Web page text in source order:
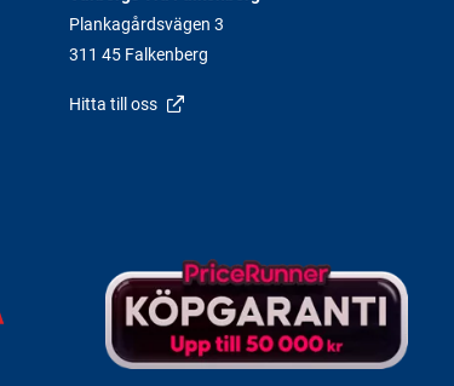
Plankagårdsvägen 3
311 45 Falkenberg
Hitta till oss